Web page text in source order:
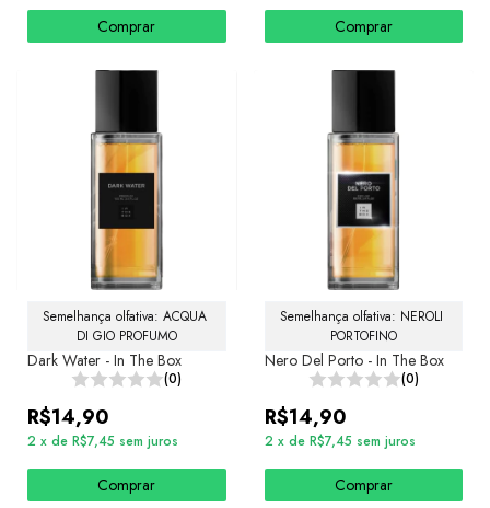
Comprar Comprar
Semelhança olfativa: ACQUA
DI GIO PROFUMO
Dark Water - In The Box
(0)
R$14,90
2 x de R$7,45 sem juros
Comprar
Semelhança olfativa: NEROLI
PORTOFINO
Nero Del Porto - In The Box
(0)
R$14,90
2 x de R$7,45 sem juros
Comprar